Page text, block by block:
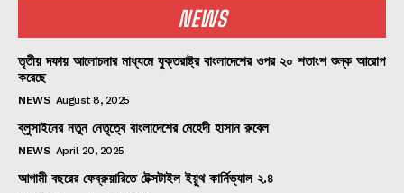
NEWS
তৃতীয় দফায় আলোচনার মাধ্যমে যুক্তরাষ্ট্র বাংলাদেশের ওপর ২০ শতাংশ শুল্ক আরোপ
করেছে
NEWS August 8, 2025
ব্লুসাইনের নতুন নেতৃত্বে বাংলাদেশের মেহেদী হাসান রুবেল
NEWS April 20, 2025
আগামী বছরের ফেব্রুয়ারিতে টেক্সটাইল ইয়ুথ কার্নিভ্যাল ২.৪